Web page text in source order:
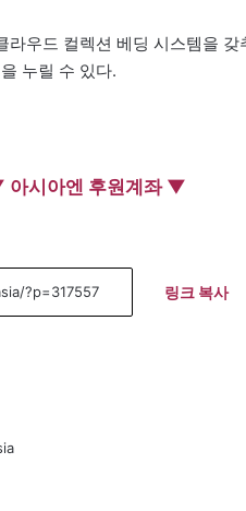
우드 컬렉션 베딩 시스템을
누릴 수 있다.
시아엔 후원계좌 ▼
링크 복사